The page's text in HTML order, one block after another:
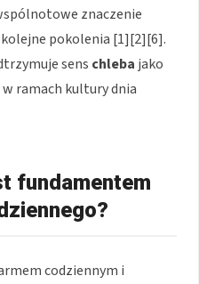
znaczenie
pokolenia [1][2][6].
sens chleba jako
ramach kultury dnia
fundamentem
codziennym i